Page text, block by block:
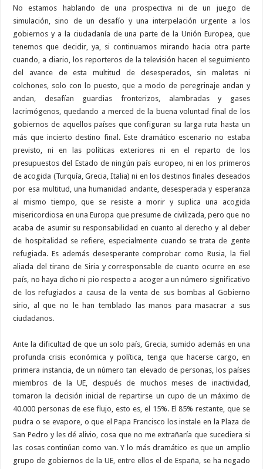
No estamos hablando de una prospectiva ni de un juego de
simulación, sino de un desafío y una interpelación urgente a los
gobiernos y a la ciudadanía de una parte de la Unión Europea, que
tenemos que decidir, ya, si continuamos mirando hacia otra parte
cuando, a diario, los reporteros de la televisión hacen el seguimiento
del avance de esta multitud de desesperados, sin maletas ni
colchones, solo con lo puesto, que a modo de peregrinaje andan y
andan, desafían guardias fronterizos, alambradas y gases
lacrimógenos, quedando a merced de la buena voluntad final de los
gobiernos de aquellos países que configuran su larga ruta hasta un
más que incierto destino final. Este dramático escenario no estaba
previsto, ni en las políticas exteriores ni en el reparto de los
presupuestos del Estado de ningún país europeo, ni en los primeros
de acogida (Turquía, Grecia, Italia) ni en los destinos finales deseados
por esa multitud, una humanidad andante, desesperada y esperanza
al mismo tiempo, que se resiste a morir y suplica una acogida
misericordiosa en una Europa que presume de civilizada, pero que no
acaba de asumir su responsabilidad en cuanto al derecho y al deber
de hospitalidad se refiere, especialmente cuando se trata de gente
refugiada. Es además desesperante comprobar como Rusia, la fiel
aliada del tirano de Siria y corresponsable de cuanto ocurre en ese
país, no haya dicho ni pio respecto a acoger a un número significativo
de los refugiados a causa de la venta de sus bombas al Gobierno
sirio, al que no le han temblado las manos para masacrar a sus
ciudadanos.
Ante la dificultad de que un solo país, Grecia, sumido además en una
profunda crisis económica y política, tenga que hacerse cargo, en
primera instancia, de un número tan elevado de personas, los países
miembros de la UE, después de muchos meses de inactividad,
tomaron la decisión inicial de repartirse un cupo de un máximo de
40.000 personas de ese flujo, esto es, el 15%. El 85% restante, que se
pudra o se evapore, o que el Papa Francisco los instale en la Plaza de
San Pedro y les dé alivio, cosa que no me extrañaría que sucediera si
las cosas continúan como van. Y lo más dramático es que un amplio
grupo de gobiernos de la UE, entre ellos el de España, se ha negado